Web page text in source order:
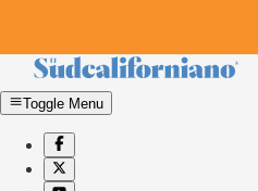
Toggle Menu